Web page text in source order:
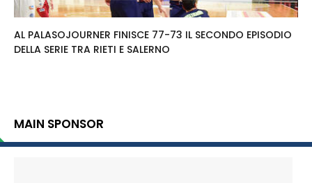
AL PALASOJOURNER FINISCE 77-73 IL SECONDO EPISODIO
DELLA SERIE TRA RIETI E SALERNO
MAIN SPONSOR